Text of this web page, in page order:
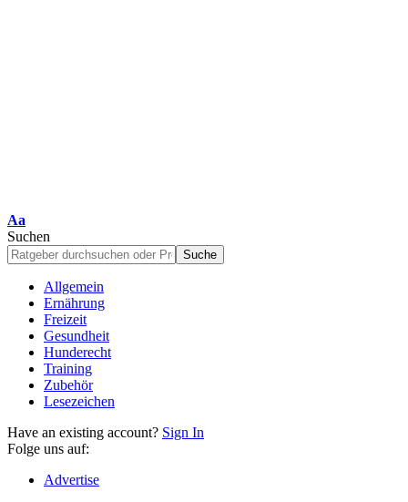
Schriftgrößenanpassung
Aa
Suchen
Allgemein
Ernährung
Freizeit
Gesundheit
Hunderecht
Training
Zubehör
Lesezeichen
Have an existing account? Sign In
Folge uns auf:
Advertise